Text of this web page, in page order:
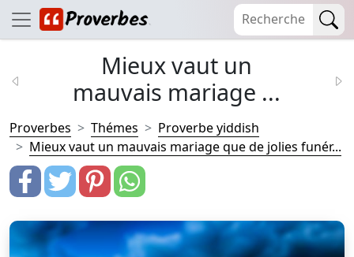
Mieux vaut un
mauvais mariage ...
Proverbes Thémes
Proverbe yiddish
Mieux vaut un mauvais mariage que de jolies funér...